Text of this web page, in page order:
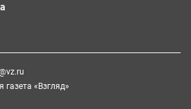
«Взгляд»